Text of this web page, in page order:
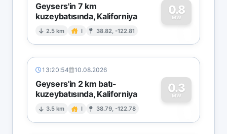
Geysers'in 7 km
kuzeybatısında, Kaliforniya
2.5 km I 38.82, -122.81
0.8
MW
0
13:20:54 10.08.2026
Geysers'in 2 km batı-
kuzeybatısında, Kaliforniya
3.5 km I 38.79, -122.78
0.3
MW
0